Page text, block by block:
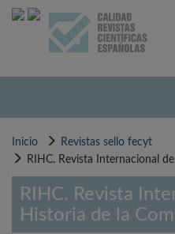
Pasar
Inicio
Revistas sello fecyt
RIHC. Revista Internacional
RIHC. Revista
Historia de la